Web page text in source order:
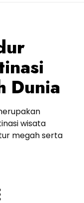
Dunia
wisata
megah serta